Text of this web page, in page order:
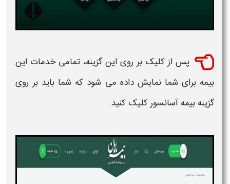
پس‌ از کلیک بر روی این گزینه، تمامی خدمات این
بیمه برای شما نمایش داده می ‌شود که شما باید بر روی
گزینه بیمه آسانسور کلیک کنید.